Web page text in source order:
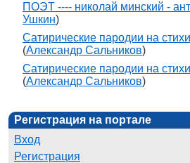
ПОЭТ ---- николай минский -
Ушкин)
Сатирические пародии на
(Александр Сальников)
Сатирические пародии на
(Александр Сальников)
Регистрация на портале
Вход
Регистрация